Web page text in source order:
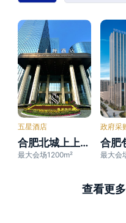
五星酒店
合肥北城上上座酒店
最大会场1200m²
政府采
最大会
查看更